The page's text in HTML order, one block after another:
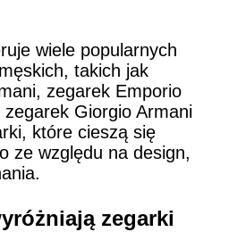
wiele popularnych
takich jak
zegarek Emporio
Giorgio Armani
które cieszą się
ze względu na design,
zegarki